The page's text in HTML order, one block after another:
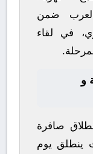
ضمن
، في لقاء
و
صافرة
ينطلق يوم